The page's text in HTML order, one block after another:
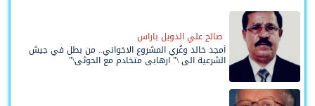
صالح علي الدويل باراس
أمجد خالد وعُري المشروع الاخواني.. من بطل في جيش
الشرعية الى \" ارهابي متخادم مع الحوثي\"